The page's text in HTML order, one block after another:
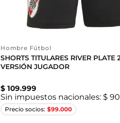
Hombre Fútbol
SHORTS TITULARES RIVER PLATE
VERSIÓN JUGADOR
$ 109.999
Sin impuestos nacionales: $
$99.000
XS S M L XL